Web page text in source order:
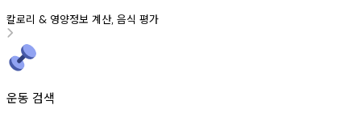
칼로리 & 영양정보 계산, 음식 평가
운동 검색